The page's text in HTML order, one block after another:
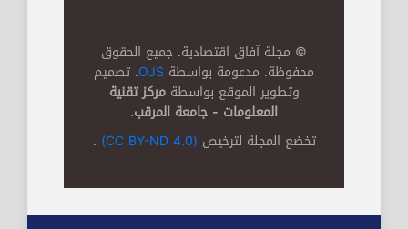
© مجلة آفاق اقتصادية. جميع الحقوق
محفوظة. مدعومة بواسطة OJS. تصميم
وتطوير الموقع بواسطةمركز تقنية
المعلومات - جامعة المرقب.
تخضع المجلة لترخيص (CC BY-ND 4.0)
.